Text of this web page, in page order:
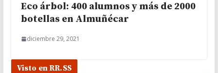
Eco árbol: 400 alumnos y más de 2000
botellas en Almuñécar
diciembre 29, 2021
Visto en RR.SS